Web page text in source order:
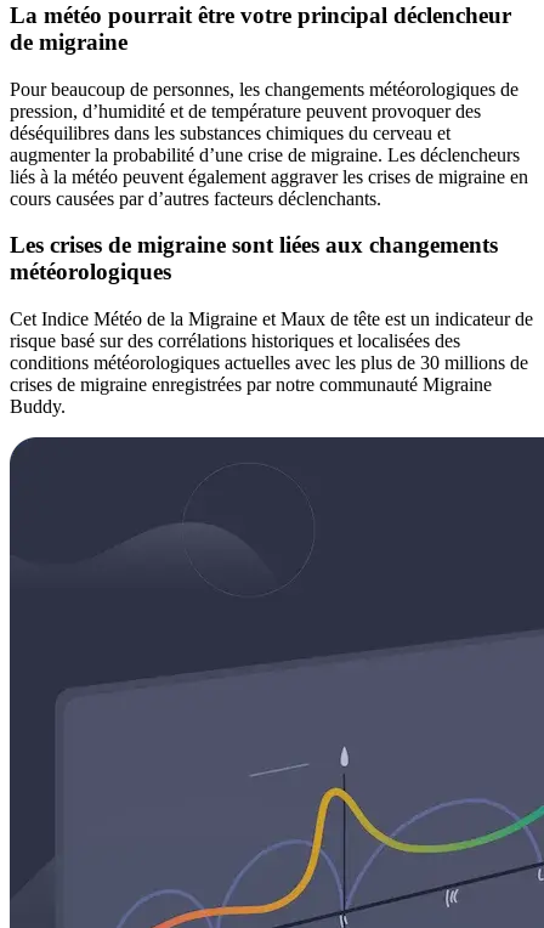
La météo pourrait être votre principal déclencheur
de migraine
Pour beaucoup de personnes, les changements météorologiques de
pression, d’humidité et de température peuvent provoquer des
déséquilibres dans les substances chimiques du cerveau et
augmenter la probabilité d’une crise de migraine. Les déclencheurs
liés à la météo peuvent également aggraver les crises de migraine en
cours causées par d’autres facteurs déclenchants.
Les crises de migraine sont liées aux changements
météorologiques
Cet Indice Météo de la Migraine et Maux de tête est un indicateur de
risque basé sur des corrélations historiques et localisées des
conditions météorologiques actuelles avec les plus de 30 millions de
crises de migraine enregistrées par notre communauté Migraine
Buddy.